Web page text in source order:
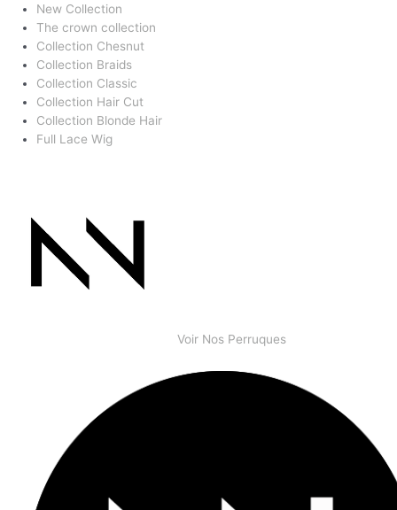
New Collection
The crown collection
Collection Chesnut
Collection Braids
Collection Classic
Collection Hair Cut
Collection Blonde Hair
Full Lace Wig
Voir Nos Perruques